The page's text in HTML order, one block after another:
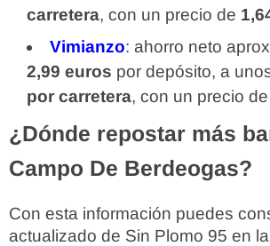
carretera, con un precio de
Vimianzo: ahorro neto
2,99 euros por depósito, a
por carretera, con un precio de
¿Dónde repostar más
Campo De Berdeogas?
Con esta información puedes
actualizado de Sin Plomo 95 en